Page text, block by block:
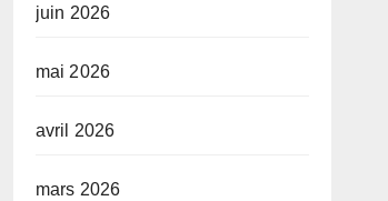
juin 2026
mai 2026
avril 2026
mars 2026